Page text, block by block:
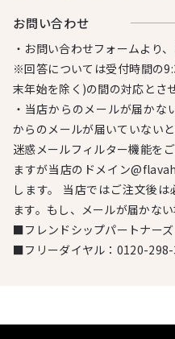
お問い合わせ
・お問い合わせフォームより
※回答については受付時間の
末年始を除く)の間の対応とさ
・当店からのメールが届か
からのメールが届いていない
迷惑メールフィルター機能を
ますが当店のドメイン
します。 当店ではご注文後
ます。もし、メールが届かな
■フレンドシップパートナー
■フリーダイヤル： 0120-